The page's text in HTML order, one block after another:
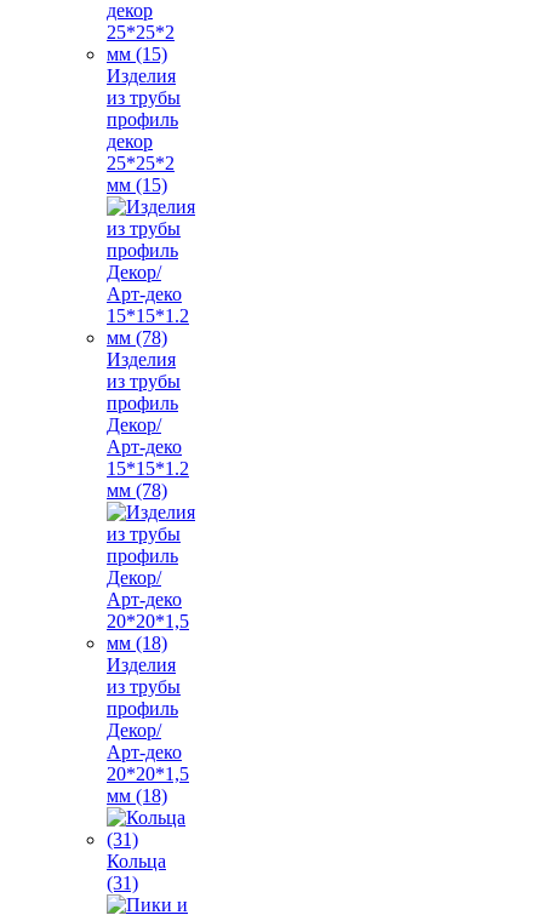
Изделия
из трубы
профиль
декор
25*25*2
мм (15)
Изделия
из трубы
профиль
Декор/
Арт-деко
15*15*1.2
мм (78)
Изделия
из трубы
профиль
Декор/
Арт-деко
20*20*1,5
мм (18)
Кольца
(31)